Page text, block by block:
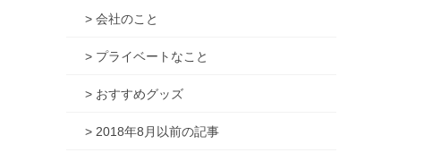
> 会社のこと
> プライベートなこと
> おすすめグッズ
> 2018年8月以前の記事